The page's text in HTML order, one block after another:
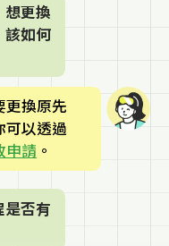
想更換
該如何
更換原先
可以透過
申請 。
是否有